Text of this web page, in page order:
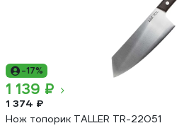
-17%
1 139 ₽
1 374 ₽
Нож топорик TALLER TR-22051